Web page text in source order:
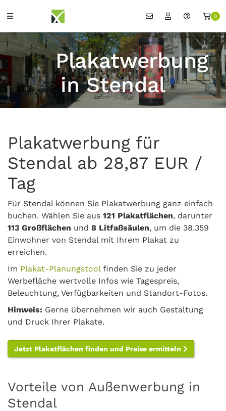
0
Plakatwerbung
in Stendal
Plakatwerbung für
Stendal ab 28,87 EUR /
Tag
Für Stendal können Sie Plakatwerbung ganz einfach
buchen. Wählen Sie aus 121 Plakatflächen, darunter
113 Großflächen und 8 Litfaßsäulen, um die 38.359
Einwohner von Stendal mit Ihrem Plakat zu
erreichen.
Im Plakat-Planungstoolfinden Sie zu jeder
Werbefläche wertvolle Infos wie Tagespreis,
Beleuchtung, Verfügbarkeiten und Standort-Fotos.
Hinweis: Gerne übernehmen wir auch Gestaltung
und Druck Ihrer Plakate.
Jetzt Plakatflächen finden und Preise ermitteln
Vorteile von Außenwerbung in
Stendal